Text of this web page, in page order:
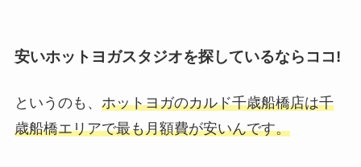
安いホットヨガスタジオを探しているならココ!
というのも、 ホットヨガのカルド千歳船橋店は千
歳船橋エリアで最も月額費が安いんです。